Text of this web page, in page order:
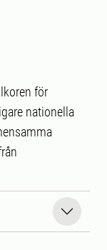
för
nationella